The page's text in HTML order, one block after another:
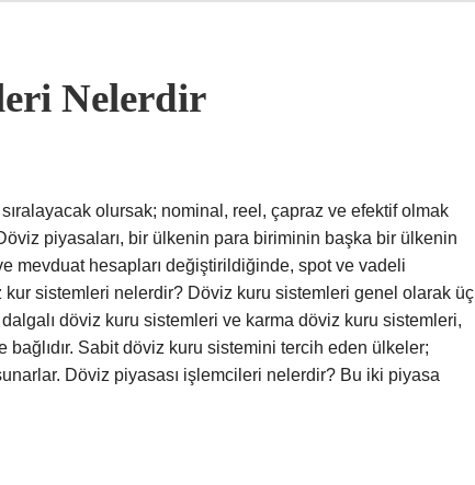
Nelerdir
olursak; nominal, reel, çapraz ve efektif olmak
piyasaları, bir ülkenin para biriminin başka bir ülkenin
mevduat hesapları değiştirildiğinde, spot ve vadeli
sistemleri nelerdir? Döviz kuru sistemleri genel olarak üç
döviz kuru sistemleri ve karma döviz kuru sistemleri,
Sabit döviz kuru sistemini tercih eden ülkeler;
Döviz piyasası işlemcileri nelerdir? Bu iki piyasa